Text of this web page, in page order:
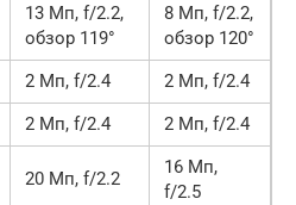
13 Мп, f/2.2,
обзор 119°
8 Мп, f/2.2,
обзор 120°
2 Мп, f/2.4
2 Мп, f/2.4
2 Мп, f/2.4 2 Мп, f/2.4
20 Мп, f/2.2
16 Мп,
f/2.5